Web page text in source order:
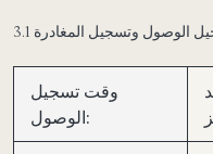
الوصول وتسجيل المغادرة
وقت تسجيل
الوصول: